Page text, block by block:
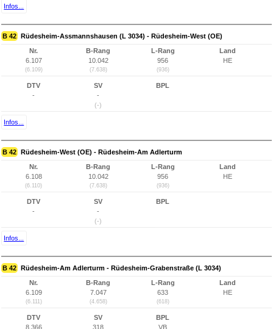
Infos...
B 42 Rüdesheim-Assmannshausen (L 3034) - Rüdesheim-West (OE)
Nr.
6.107
(6.109)
B-Rang
10.042
(7.638)
L-Rang
956
(936)
Land
HE
DTV
-
SV
-
(-)
BPL
Infos...
B 42 Rüdesheim-West (OE) - Rüdesheim-Am Adlerturm
Nr.
6.108
(6.110)
B-Rang
10.042
(7.638)
L-Rang
956
(936)
Land
HE
DTV
-
SV
-
(-)
BPL
Infos...
B 42 Rüdesheim-Am Adlerturm - Rüdesheim-Grabenstraße (L 3034)
Nr.
6.109
(6.111)
B-Rang
7.047
(4.658)
L-Rang
633
(618)
Land
HE
DTV
8.366
SV
318
BPL
VB